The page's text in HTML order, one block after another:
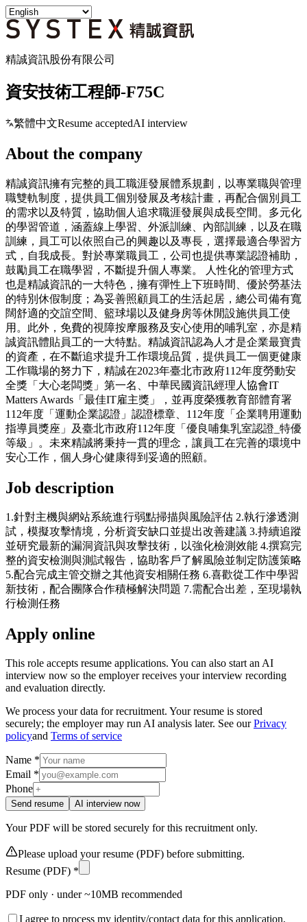
精誠資訊股份有限公司
資安技術工程師-F75C
繁體中文Resume acceptedAI interview
About the company
精誠資訊擁有完整的員工職涯發展體系規劃，以專業職與管理
職雙軌制度，提供員工個別發展及考核計畫，再配合個別員工
的需求以及特質，協助個人追求職涯發展與成長空間。多元化
的學習管道，涵蓋線上學習、外派訓練、內部訓練，以及在職
訓練，員工可以依照自己的興趣以及專長，選擇最適合學習方
式，自我成長。對於專業職員工，公司也提供專業認證補助，
鼓勵員工在職學習，不斷提升個人專業。 人性化的管理方式
也是精誠資訊的一大特色，擁有彈性上下班時間、優於勞基法
的特別休假制度；為妥善照顧員工的生活起居，總公司備有寬
闊舒適的交誼空間、籃球場以及健身房等休閒設施供員工使
用。此外，免費的視障按摩服務及安心使用的哺乳室，亦是精
誠資訊體貼員工的一大特點。精誠資訊認為人才是企業最寶貴
的資產，在不斷追求提升工作環境品質，提供員工一個更健康
工作職場的努力下，精誠在2023年臺北市政府112年度勞動安
全獎「大心老闆獎」第一名、中華民國資訊經理人協會IT
Matters Awards「最佳IT雇主獎」，並再度榮獲教育部體育署
112年度「運動企業認證」認證標章、112年度「企業聘用運動
指導員獎座」及臺北市政府112年度「優良哺集乳室認證_特優
等級」。未來精誠將秉持一貫的理念，讓員工在完善的環境中
安心工作，個人身心健康得到妥適的照顧。
Job description
1.針對主機與網站系統進行弱點掃描與風險評估 2.執行滲透測
試，模擬攻擊情境，分析資安缺口並提出改善建議 3.持續追蹤
並研究最新的漏洞資訊與攻擊技術，以強化檢測效能 4.撰寫完
整的資安檢測與測試報告，協助客戶了解風險並制定防護策略
5.配合完成主管交辦之其他資安相關任務 6.喜歡從工作中學習
新技術，配合團隊合作積極解決問題 7.需配合出差，至現場執
行檢測任務
Apply online
This role accepts resume applications. You can also start an AI
interview now so the employer receives your interview recording
and evaluation directly.
We process your data for recruitment. Your resume is stored
securely; the employer may run AI analysis later. See our Privacy
policyand Terms of service
Name *
Email *
Phone
Send resume AI interview now
Your PDF will be stored securely for this recruitment only.
Please upload your resume (PDF) before submitting.
Resume (PDF) *
PDF only · under ~10MB recommended
I agree to process my identity/contact data for this application,